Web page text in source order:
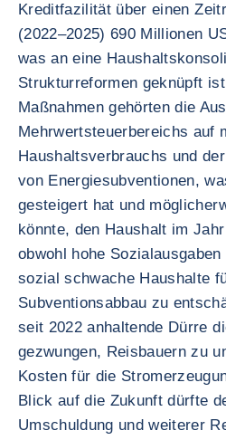
Kreditfazilität über einen
(2022–2025) 690 Millionen
was an eine
Strukturreformen geknüpft
Maßnahmen gehörten die
Mehrwertsteuerbereichs auf
Haushaltsverbrauchs und
von Energiesubventionen,
gesteigert hat und
könnte, den Haushalt im
obwohl hohe
sozial schwache Haushalte
Subventionsabbau zu
seit 2022 anhaltende Dürre
gezwungen, Reisbauern zu
Kosten für die
Blick auf die Zukunft dürfte
Umschuldung und weiterer